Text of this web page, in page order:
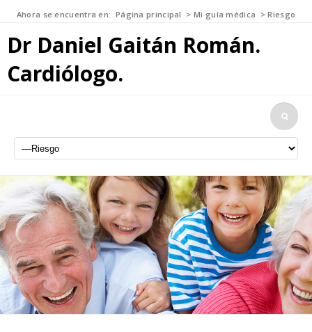
Ahora se encuentra en: Página principal > Mi guía médica >Riesgo
Dr Daniel Gaitán Román.
Cardiólogo.